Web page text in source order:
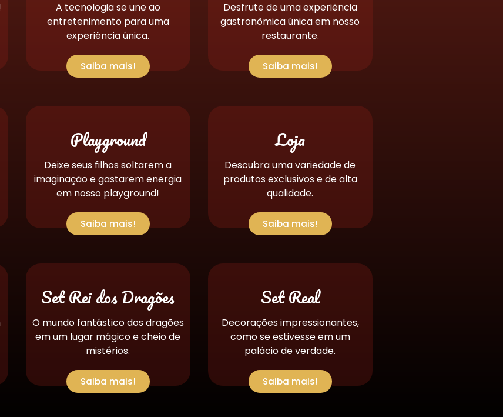
A tecnologia se une ao
entretenimento para uma
experiência única.
Saiba mais!
Desfrute de uma experiência
gastronômica única em nosso
restaurante.
Saiba mais!
Playground
Deixe seus filhos soltarem a
imaginação e gastarem energia
em nosso playground!
Saiba mais!
Loja
Descubra uma variedade de
produtos exclusivos e de alta
qualidade.
Saiba mais!
Set Rei dos Dragões
O mundo fantástico dos dragões
em um lugar mágico e cheio de
mistérios.
Saiba mais!
Set Real
Decorações impressionantes,
como se estivesse em um
palácio de verdade.
Saiba mais!